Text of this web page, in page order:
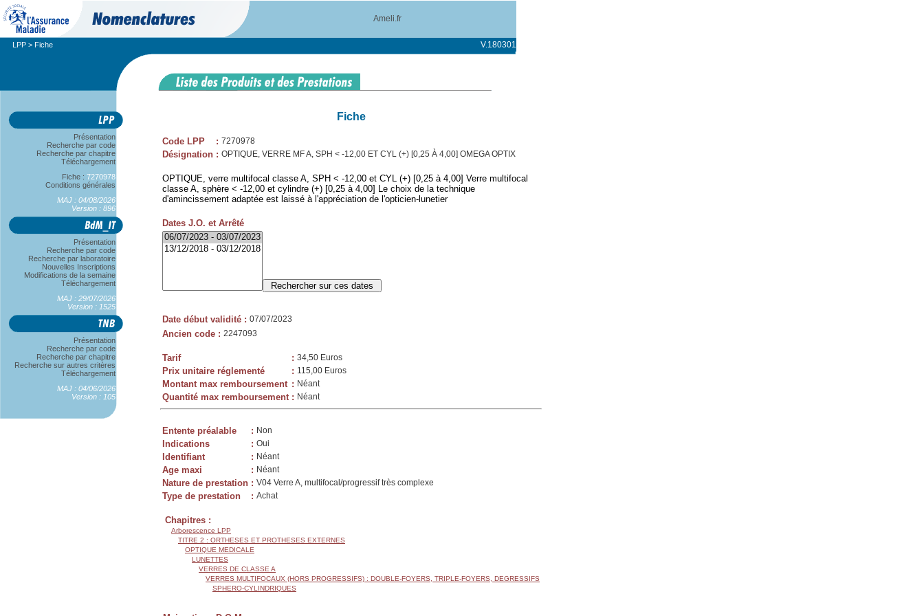
Ameli.fr
LPP > Fiche V.180301
Présentation
Recherche par code
Recherche par chapitre
Téléchargement
Fiche : 7270978
Conditions générales
MAJ : 04/08/2026
Version : 896
Présentation
Recherche par code
Recherche par laboratoire
Nouvelles Inscriptions
Modifications de la semaine
Téléchargement
MAJ : 29/07/2026
Version : 1525
Présentation
Recherche par code
Recherche par chapitre
Recherche sur autres critères
Téléchargement
MAJ : 04/06/2026
Version : 105
Fiche
Code LPP : 7270978
Désignation : OPTIQUE, VERRE MF A, SPH < -12,00 ET CYL (+) [0,25 À 4,00] OMEGA OPTIX
OPTIQUE, verre multifocal classe A, SPH < -12,00 et CYL (+) [0,25 à 4,00] Verre multifocal
classe A, sphère < -12,00 et cylindre (+) [0,25 à 4,00] Le choix de la technique
d'amincissement adaptée est laissé à l'appréciation de l'opticien-lunetier
Dates J.O. et Arrêté
Date début validité : 07/07/2023
Ancien code : 2247093
Tarif : 34,50 Euros
Prix unitaire réglementé : 115,00 Euros
Montant max remboursement : Néant
Quantité max remboursement : Néant
Entente préalable : Non
Indications : Oui
Identifiant : Néant
Age maxi : Néant
Nature de prestation : V04 Verre A, multifocal/progressif très complexe
Type de prestation : Achat
Chapitres :
Arborescence LPP
TITRE 2 : ORTHESES ET PROTHESES EXTERNES
OPTIQUE MEDICALE
LUNETTES
VERRES DE CLASSE A
VERRES MULTIFOCAUX (HORS PROGRESSIFS) : DOUBLE-FOYERS, TRIPLE-FOYERS, DEGRESSIFS
SPHERO-CYLINDRIQUES